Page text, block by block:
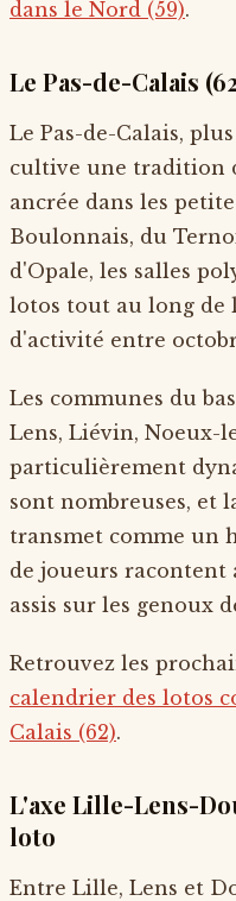
dans le Nord (59).
Le Pas-de-Calais
Le Pas-de-Calais,
cultive une tradition
ancrée dans les
Boulonnais, du
d'Opale, les salles
lotos tout au long de
d'activité entre
Les communes du
Lens, Liévin, Noeux-
particulièrement
sont nombreuses, et
transmet comme un
de joueurs racontent
assis sur les genoux
Retrouvez les
calendrier des lotos
Calais (62).
L'axe Lille-Lens-
loto
Entre Lille, Lens et